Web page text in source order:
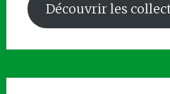
Découvrir les